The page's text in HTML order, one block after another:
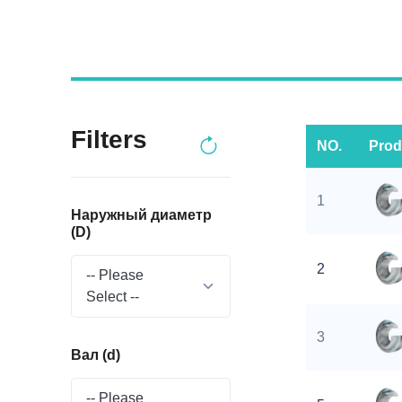
Filters
Наружный диаметр
(D)
-- Please
Select --
Вал (d)
-- Please
NO.
1
2
3